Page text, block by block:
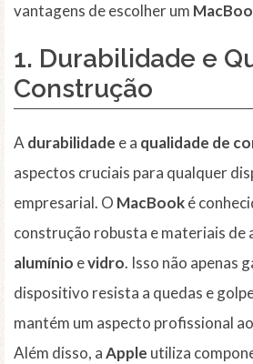
vantagens de escolher um
1. Durabilidade e
Construção
A durabilidade e a qualidade de
aspectos cruciais para qualquer
empresarial. O MacBooké
construção robusta e materiais de
alumínio evidro. Isso não apenas
dispositivo resista a quedas e
mantém um aspecto profissional
Além disso, aApple utiliza